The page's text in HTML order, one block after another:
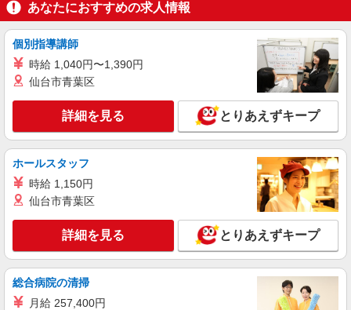
紹介予定派遣
株式会社ウィズ
時給1800円 ★月収例：283,500円⇒時給1800
東京都新宿区
キープ 詳細を見る
株式会社ティーケーピー
260,000円〜320,000円/月給 エリア給15,000円
を含む 月給は下記手当を含んだ給与設定です。超
過分は別途支給いたします。 25時間〜30時間分の
時間外労働手当（39,252円〜55,945円） 10時間〜
20時間分の深夜労働手当（4,711円〜7,460円）
東京都新宿区市谷八幡町8TKP市ヶ谷ビル2F
キープ 詳細を見る
あなたにおすすめの求人情報
個別指導講師
時給 1,040円〜1,390円
仙台市青葉区
詳細を見る とりあえずキープ
ホールスタッフ
時給 1,150円
仙台市青葉区
詳細を見る とりあえずキープ
総合病院の清掃
月給 257,400円